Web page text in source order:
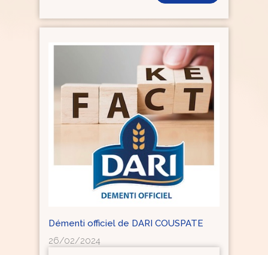
Démenti officiel de DARI COUSPATE
26/02/2024